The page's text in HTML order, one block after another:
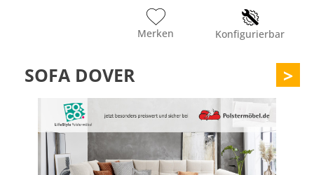
Merken Konfigurierbar
SOFA DOVER >